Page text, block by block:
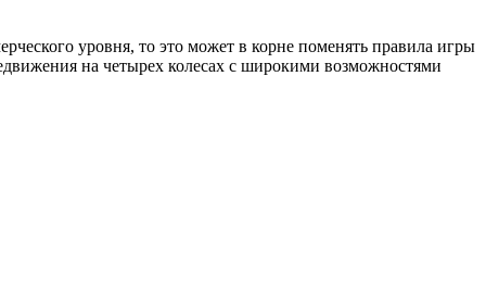
уровня, то это может в корне поменять правила игры
на четырех колесах с широкими возможностями